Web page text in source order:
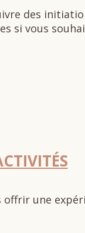
des
si vous
une